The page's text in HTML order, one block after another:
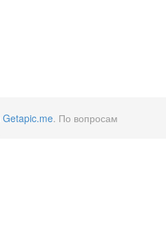
Getapic.me. По вопросам